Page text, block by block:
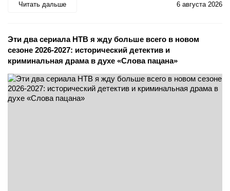
Читать дальше 6 августа 2026
Эти два сериала НТВ я жду больше всего в новом
сезоне 2026-2027: исторический детектив и
криминальная драма в духе «Слова пацана»